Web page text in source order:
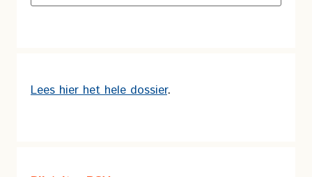
Lees hier het hele dossier.